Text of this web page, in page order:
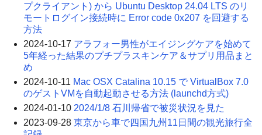
プクライアント) から Ubuntu Desktop 24.04 LTS のリ
モートログイン接続時に Error code 0x207 を回避する
方法
2024-10-17 アラフォー男性がエイジングケアを始めて
5年経った結果のプチプラスキンケア＆サプリ用品まと
め
2024-10-11 Mac OSX Catalina 10.15 で VirtualBox 7.0
のゲストVMを自動起動させる方法 (launchd方式)
2024-01-10 2024/1/8 石川帰省で被災状況を見た
2023-09-28 東京から車で四国九州11日間の観光旅行全